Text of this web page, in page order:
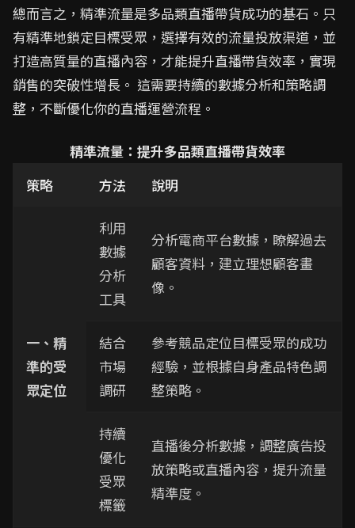
總而言之，精準流量是多品類直播帶貨成功的基石。只
有精準地鎖定目標受眾，選擇有效的流量投放渠道，並
打造高質量的直播內容，才能提升直播帶貨效率，實現
銷售的突破性增長。 這需要持續的數據分析和策略調
整，不斷優化你的直播運營流程。
精準流量：提升多品類直播帶貨效率
策略
方法 說明
一、精
準的受
眾定位
利用
數據
分析
工具
分析電商平台數據，瞭解過去
顧客資料，建立理想顧客畫
像。
結合
市場
調研
參考競品定位目標受眾的成功
經驗，並根據自身產品特色調
整策略。
持續
優化
受眾
標籤
直播後分析數據，調整廣告投
放策略或直播內容，提升流量
精準度。